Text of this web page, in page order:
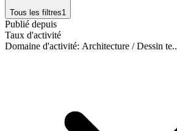
Tous les filtres1
Publié depuis
Taux d'activité
Domaine d'activité: Architecture / Dessin te..